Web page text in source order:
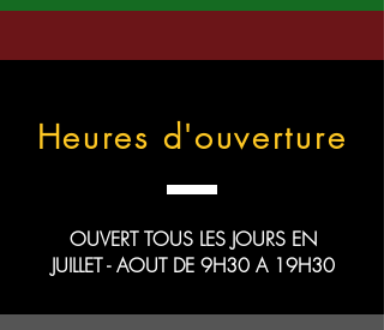
Heures d'ouverture
OUVERT TOUS LES JOURS EN
JUILLET - AOUT DE 9H30 A 19H30